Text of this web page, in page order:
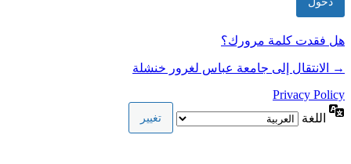
هل فقدت كلمة مرورك؟
→ الانتقال إلى جامعة عباس لغرور خنشلة
Privacy Policy
اللغة